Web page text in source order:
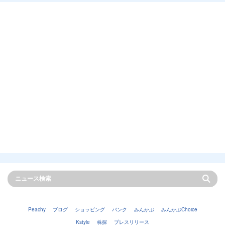
Peachy ブログ ショッピング バンク みんかぶ
みんかぶChoice
Kstyle
株探 プレスリリース